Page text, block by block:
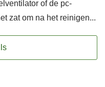
of de pc-
zat om na het reinigen...